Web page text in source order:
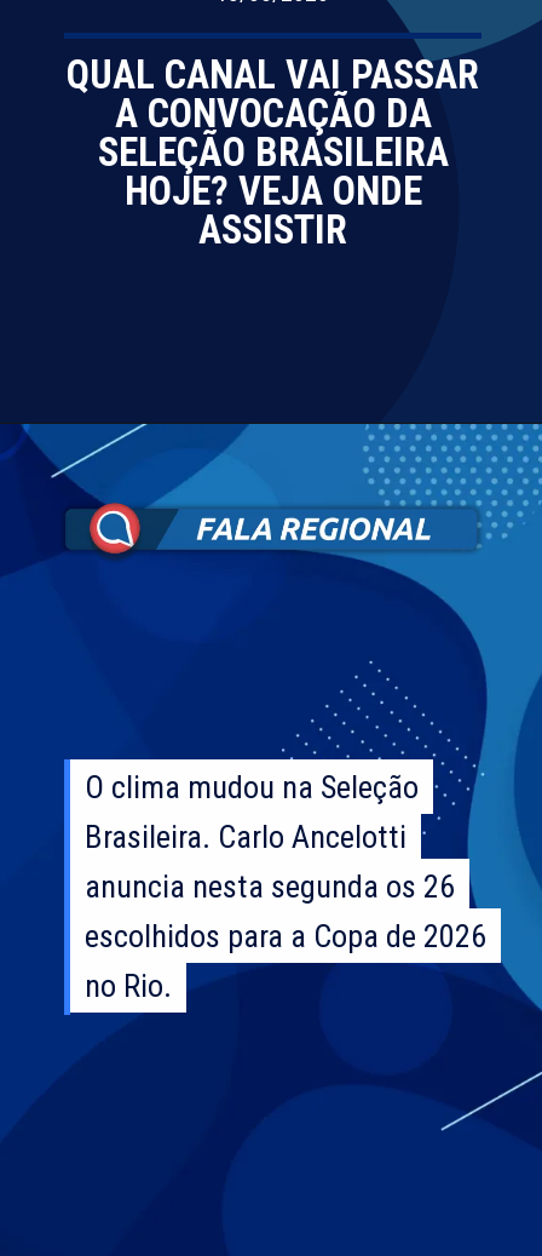
QUAL CANAL VAI PASSAR
A CONVOCAÇÃO DA
SELEÇÃO BRASILEIRA
HOJE? VEJA ONDE
ASSISTIR
O clima mudou na Seleção
Brasileira. Carlo Ancelotti
anuncia nesta segunda os 26
escolhidos para a Copa de 2026
no Rio.
O clima mudou na Seleção
Brasileira. Carlo Ancelotti
anuncia nesta segunda os 26
escolhidos para a Copa de 2026
no Rio.